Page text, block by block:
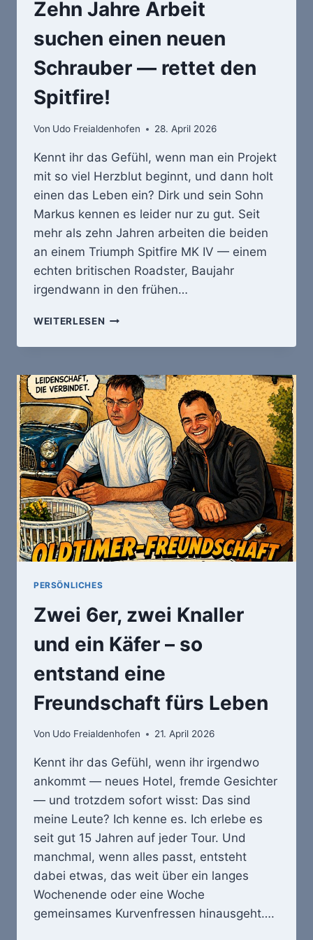
(JETZT
AUS
1990ER)
Zehn Jahre Arbeit
suchen einen neuen
Schrauber — rettet den
Spitfire!
Von Udo Freialdenhofen 28. April 2026
Kennt ihr das Gefühl, wenn man ein Projekt
mit so viel Herzblut beginnt, und dann holt
einen das Leben ein? Dirk und sein Sohn
Markus kennen es leider nur zu gut. Seit
mehr als zehn Jahren arbeiten die beiden
an einem Triumph Spitfire MK IV — einem
echten britischen Roadster, Baujahr
irgendwann in den frühen…
WEITERLESEN ZEHN
ARBEIT
EINEN
NEUEN
SCHRAUBER
—
RETTET
DEN
SPITFIRE!
PERSÖNLICHES
Zwei 6er, zwei Knaller
und ein Käfer – so
entstand eine
Freundschaft fürs Leben
Von Udo Freialdenhofen 21. April 2026
Kennt ihr das Gefühl, wenn ihr irgendwo
ankommt — neues Hotel, fremde Gesichter
— und trotzdem sofort wisst: Das sind
meine Leute? Ich kenne es. Ich erlebe es
seit gut 15 Jahren auf jeder Tour. Und
manchmal, wenn alles passt, entsteht
dabei etwas, das weit über ein langes
Wochenende oder eine Woche
gemeinsames Kurvenfressen hinausgeht….